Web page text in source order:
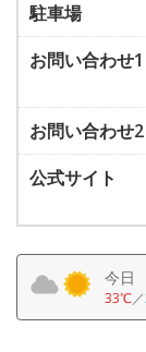
駐車場
お問い合わせ1
お問い合わせ2
公式サイト
今日
33℃／